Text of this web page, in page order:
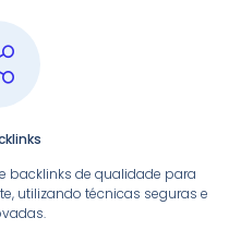
backlinks de qualidade para
utilizando técnicas seguras e